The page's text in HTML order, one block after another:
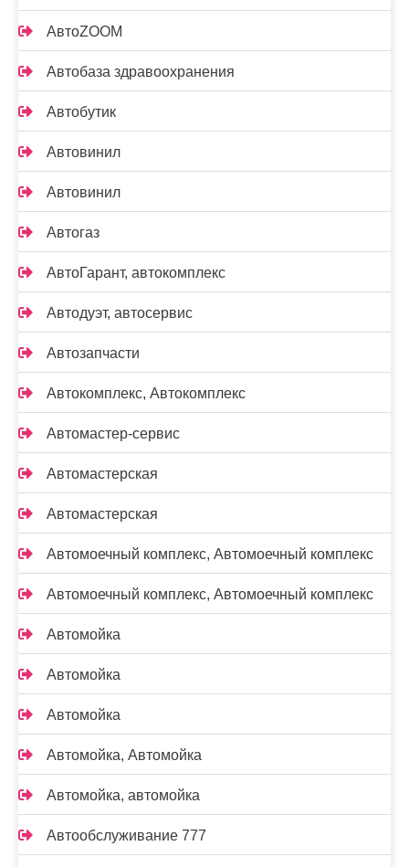
АвтоZOOM
Автобаза здравоохранения
Автобутик
Автовинил
Автовинил
Автогаз
АвтоГарант, автокомплекс
Автодуэт, автосервис
Автозапчасти
Автокомплекс, Автокомплекс
Автомастер-сервис
Автомастерская
Автомастерская
Автомоечный комплекс, Автомоечный комплекс
Автомоечный комплекс, Автомоечный комплекс
Автомойка
Автомойка
Автомойка
Автомойка, Автомойка
Автомойка, автомойка
Автообслуживание 777